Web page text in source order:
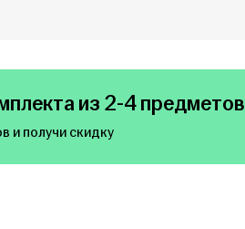
из 2-4 предметов
и получи скидку